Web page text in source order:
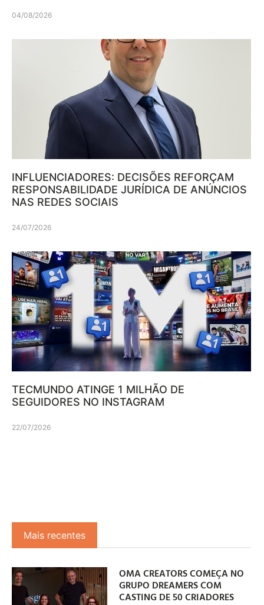
04/08/2026
INFLUENCIADORES: DECISÕES REFORÇAM
RESPONSABILIDADE JURÍDICA DE ANÚNCIOS
NAS REDES SOCIAIS
24/07/2026
TECMUNDO ATINGE 1 MILHÃO DE
SEGUIDORES NO INSTAGRAM
22/07/2026
Mais recentes
OMA CREATORS COMEÇA NO
GRUPO DREAMERS COM
CASTING DE 50 CRIADORES